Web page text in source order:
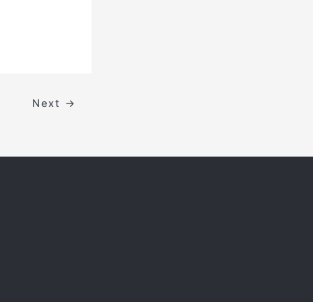
Next →